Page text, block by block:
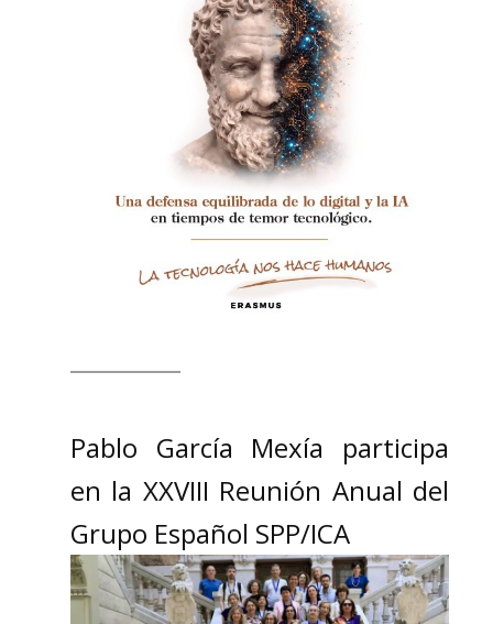
Pablo García Mexía participa
en la XXVIII Reunión Anual del
Grupo Español SPP/ICA